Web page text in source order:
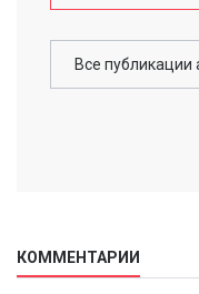
Все публикации
КОММЕНТАРИИ